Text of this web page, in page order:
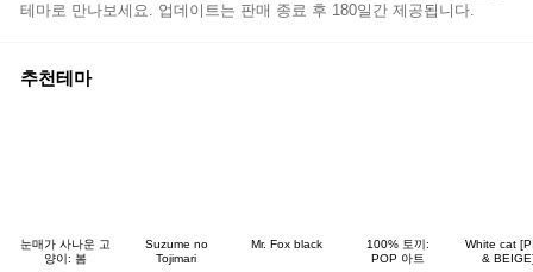
테마로 만나보세요. 업데이트는 판매 종료 후 180일간 제공됩니다.
추천테마
눈매가 사나운 고
양이: 봄
Suzume no
Tojimari
Mr. Fox black
100% 토끼:
POP 아트
White cat
&